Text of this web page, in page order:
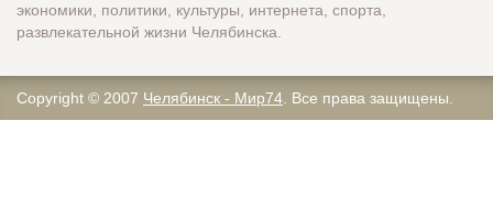
экономики, политики, культуры, интернета, спорта,
развлекательной жизни Челябинска.
Copyright © 2007 Челябинск - Мир74 . Все права защищены.